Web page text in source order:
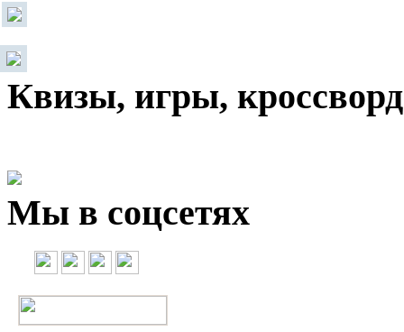
Квизы, игры,
Мы в соцсетях